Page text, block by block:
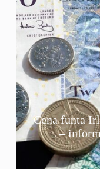
Cena funta
–